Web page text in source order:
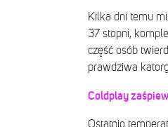
Kilka dni temu
37 stopni,
część osób
prawdziwa
Coldplay
Ostatnio